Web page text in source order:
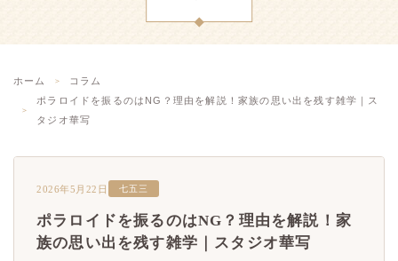
ホーム
コラム
ポラロイドを振るのはNG？理由を解説！家族の思い出を残す雑学｜ス
タジオ華写
2026年5月22日 七五三
ポラロイドを振るのはNG？理由を解説！家
族の思い出を残す雑学｜スタジオ華写